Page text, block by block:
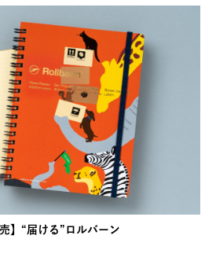
】“届ける”ロルバーン